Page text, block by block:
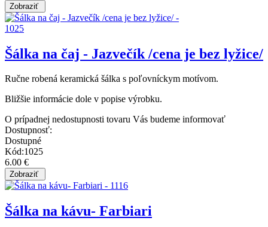
Šálka na čaj - Jazvečík /cena je bez lyžice/
Ručne robená keramická šálka s poľovníckym motívom.
Bližšie informácie dole v popise výrobku.
O prípadnej nedostupnosti tovaru Vás budeme informovať
Dostupnosť:
Dostupné
Kód:1025
6.00 €
Šálka na kávu- Farbiari